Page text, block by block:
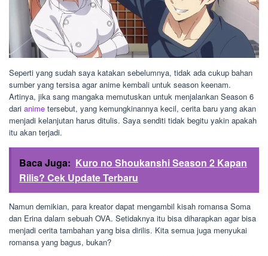
Seperti yang sudah saya katakan sebelumnya, tidak ada cukup bahan
sumber yang tersisa agar anime kembali untuk season keenam.
Artinya, jika sang mangaka memutuskan untuk menjalankan Season 6
dari anime tersebut, yang kemungkinannya kecil, cerita baru yang akan
menjadi kelanjutan harus ditulis. Saya senditi tidak begitu yakin apakah
itu akan terjadi.
Baca Juga: Kuro no Shoukanshi Season 2 Kapan
Rilis? Cek Update Terbaru
Namun demikian, para kreator dapat mengambil kisah romansa Soma
dan Erina dalam sebuah OVA. Setidaknya itu bisa diharapkan agar bisa
menjadi cerita tambahan yang bisa dirilis. Kita semua juga menyukai
romansa yang bagus, bukan?